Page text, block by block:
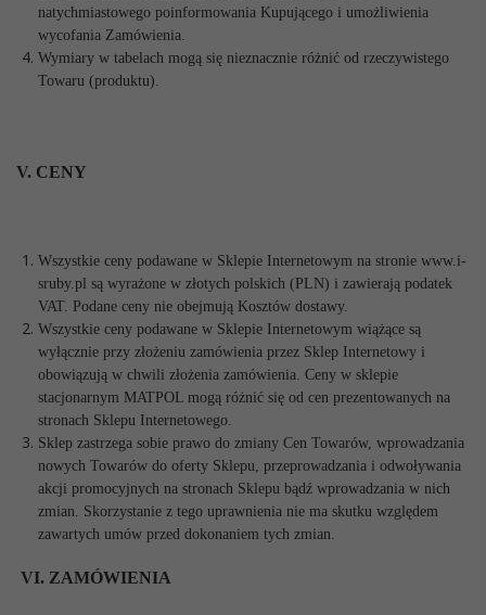
natychmiastowego poinformowania Kupującego i umożliwienia
wycofania Zamówienia.
Wymiary w tabelach mogą się nieznacznie różnić od rzeczywistego
Towaru (produktu).
V. CENY
Wszystkie ceny podawane w Sklepie Internetowym na stronie www.i-
sruby.pl są wyrażone w złotych polskich (PLN) i zawierają podatek
VAT. Podane ceny nie obejmują Kosztów dostawy.
Wszystkie ceny podawane w Sklepie Internetowym wiążące są
wyłącznie przy złożeniu zamówienia przez Sklep Internetowy i
obowiązują w chwili złożenia zamówienia. Ceny w sklepie
stacjonarnym MATPOL mogą różnić się od cen prezentowanych na
stronach Sklepu Internetowego.
Sklep zastrzega sobie prawo do zmiany Cen Towarów, wprowadzania
nowych Towarów do oferty Sklepu, przeprowadzania i odwoływania
akcji promocyjnych na stronach Sklepu bądź wprowadzania w nich
zmian. Skorzystanie z tego uprawnienia nie ma skutku względem
zawartych umów przed dokonaniem tych zmian.
VI. ZAMÓWIENIA